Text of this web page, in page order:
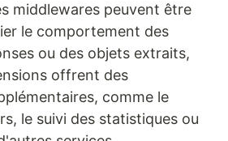
middlewares peuvent être
le comportement des
ou des objets extraits,
offrent des
comme le
le suivi des statistiques ou